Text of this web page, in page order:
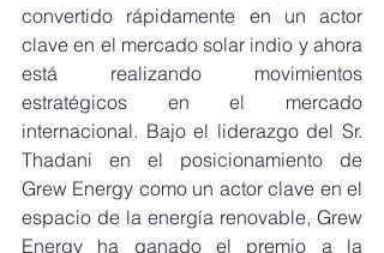
convertido rápidamente en un actor
clave en el mercado solar indio y ahora
está realizando movimientos
estratégicos en el mercado
internacional. Bajo el liderazgo del Sr.
Thadani en el posicionamiento de
Grew Energy como un actor clave en el
espacio de la energía renovable, Grew
Energy ha ganado el premio a la